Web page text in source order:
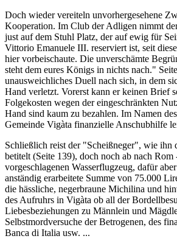
Doch wieder vereiteln unvorhergesehene
Kooperation. Im Club der Adligen nimmt
just auf dem Stuhl Platz, der auf ewig für
Vittorio Emanuele III. reserviert ist, seit
hier vorbeischaute. Die unverschämte
steht dem eures Königs in nichts nach."
unausweichliches Duell nach sich, in dem
Hand verletzt. Vorerst kann er keinen Brief
Folgekosten wegen der eingeschränkten
Hand sind kaum zu bezahlen. Im Namen
Gemeinde Vigàta finanzielle Anschubhilfe
Schließlich reist der "Scheißneger", wie ihn
betitelt (Seite 139), doch noch ab nach
vorgeschlagenen Wasserflugzeug, dafür
anständig erarbeitete Summe von 75.000
die hässliche, negerbraune Michilina und
des Aufruhrs in Vigàta ob all der
Liebesbeziehungen zu Männlein und
Selbstmordversuche der Betrogenen, des
Banca di Italia usw. ...